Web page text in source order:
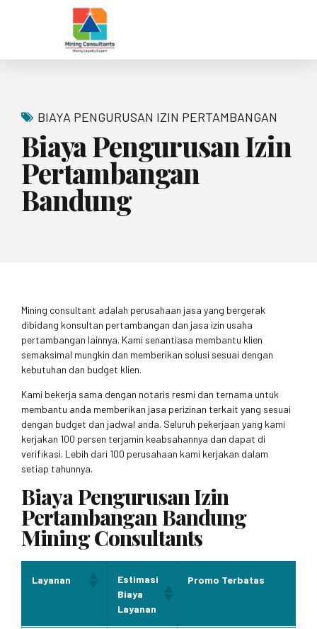
BIAYA PENGURUSAN IZIN PERTAMBANGAN
Biaya Pengurusan Izin
Pertambangan
Bandung
Mining consultant adalah perusahaan jasa yang bergerak
dibidang konsultan pertambangan dan jasa izin usaha
pertambangan lainnya. Kami senantiasa membantu klien
semaksimal mungkin dan memberikan solusi sesuai dengan
kebutuhan dan budget klien.
Kami bekerja sama dengan notaris resmi dan ternama untuk
membantu anda memberikan jasa perizinan terkait yang sesuai
dengan budget dan jadwal anda. Seluruh pekerjaan yang kami
kerjakan 100 persen terjamin keabsahannya dan dapat di
verifikasi. Lebih dari 100 perusahaan kami kerjakan dalam
setiap tahunnya.
Biaya Pengurusan Izin
Pertambangan Bandung
Mining Consultants
Layanan
Estimasi
Biaya
Layanan
Promo Terbatas